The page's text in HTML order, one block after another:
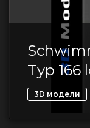
Typ 166
3D модели